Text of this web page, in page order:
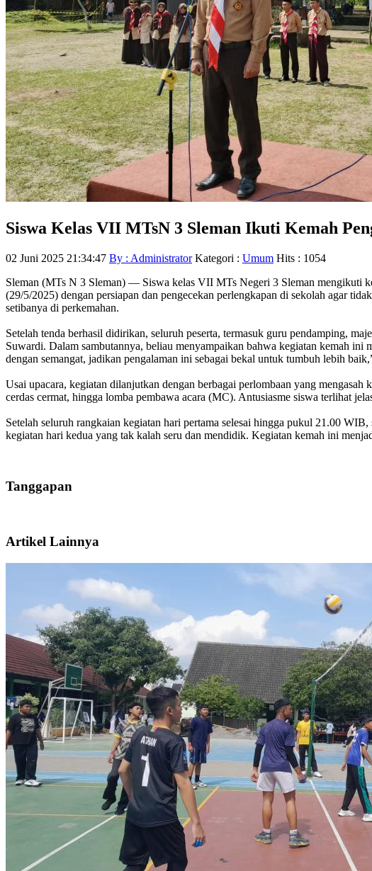
Siswa Kelas VII MTsN 3 Sleman Ikuti Kemah
02 Juni 2025 21:34:47 By : Administrator Kategori : Umum Hits : 1054
Sleman (MTs N 3 Sleman) — Siswa kelas VII MTs Negeri 3 Sleman mengikuti
(29/5/2025) dengan persiapan dan pengecekan perlengkapan di sekolah agar
setibanya di perkemahan.
Setelah tenda berhasil didirikan, seluruh peserta, termasuk guru pendamping,
Suwardi. Dalam sambutannya, beliau menyampaikan bahwa kegiatan kemah
dengan semangat, jadikan pengalaman ini sebagai bekal untuk tumbuh lebih
Usai upacara, kegiatan dilanjutkan dengan berbagai perlombaan yang
cerdas cermat, hingga lomba pembawa acara (MC). Antusiasme siswa terlihat
Setelah seluruh rangkaian kegiatan hari pertama selesai hingga pukul 21.00
kegiatan hari kedua yang tak kalah seru dan mendidik. Kegiatan kemah ini
Tanggapan
Artikel Lainnya